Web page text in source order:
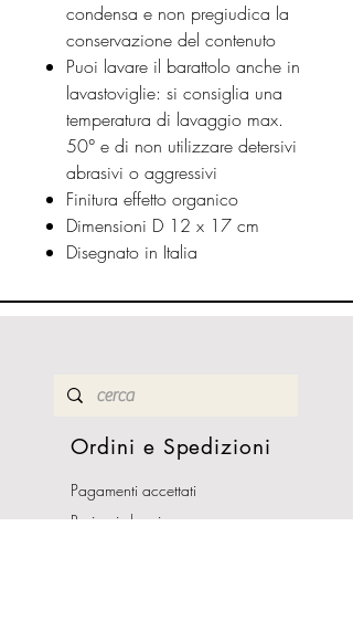
condensa e non pregiudica la
conservazione del contenuto
Puoi lavare il barattolo anche in
lavastoviglie: si consiglia una
temperatura di lavaggio max.
50° e di non utilizzare detersivi
abrasivi o aggressivi
Finitura effetto organico
Dimensioni D 12 x 17 cm
Disegnato in Italia
Ordini e Spedizioni
Pagamenti accettati
Resi e rimborsi